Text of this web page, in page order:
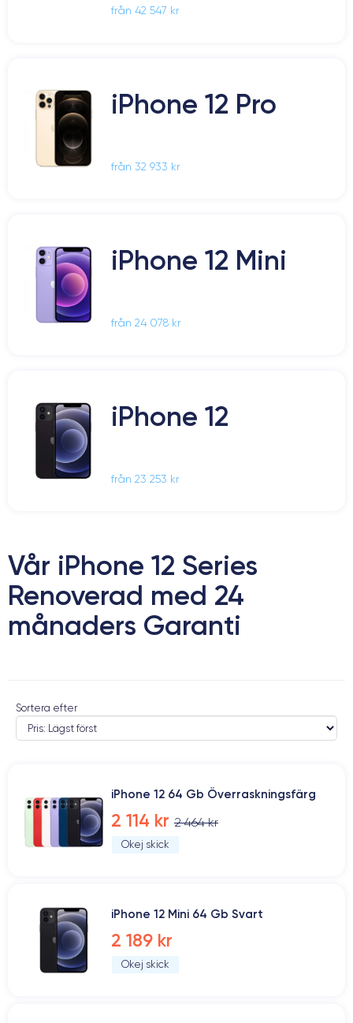
från 42 547 kr
iPhone 12 Pro
från 32 933 kr
iPhone 12 Mini
från 24 078 kr
iPhone 12
från 23 253 kr
Vår iPhone 12 Series
Renoverad med 24
månaders Garanti
Sortera efter
iPhone 12 64 Gb Överraskningsfärg
2 114 kr 2 464 kr
Okej skick
iPhone 12 Mini 64 Gb Svart
2 189 kr
Okej skick